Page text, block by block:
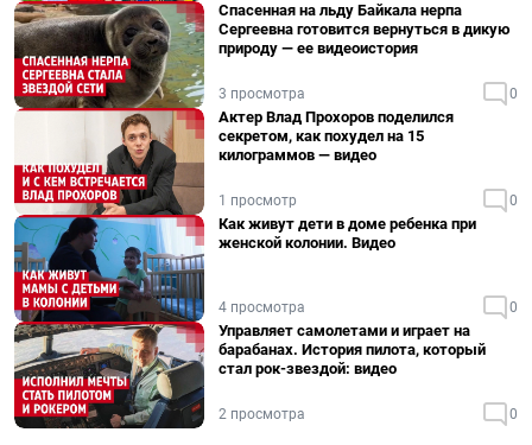
Спасенная на льду Байкала нерпа
Сергеевна готовится вернуться в дикую
природу — ее видеоистория
3 просмотра 0
Актер Влад Прохоров поделился
секретом, как похудел на 15
килограммов — видео
1 просмотр 0
Как живут дети в доме ребенка при
женской колонии. Видео
4 просмотра 0
Управляет самолетами и играет на
барабанах. История пилота, который
стал рок-звездой: видео
2 просмотра 0